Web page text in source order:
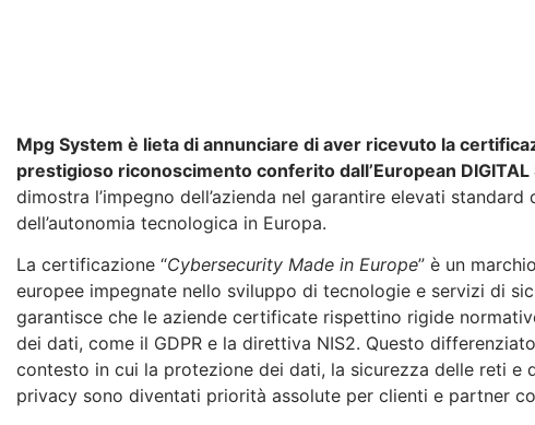
Mpg System è lieta di annunciare di aver ricevuto la
prestigioso riconoscimento conferito dall’European DIGITAL
dimostra l’impegno dell’azienda nel garantire elevati
dell’autonomia tecnologica in Europa.
La certificazione “Cybersecurity Made in Europe” è un
europee impegnate nello sviluppo di tecnologie e servizi di
garantisce che le aziende certificate rispettino rigide
dei dati, come il GDPR e la direttiva NIS2. Questo
contesto in cui la protezione dei dati, la sicurezza delle reti e
privacy sono diventati priorità assolute per clienti e partner